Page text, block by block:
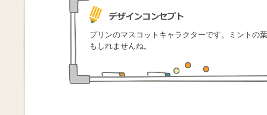
プリンのマスコットキャラクターです。ミントの
もしれませんね。